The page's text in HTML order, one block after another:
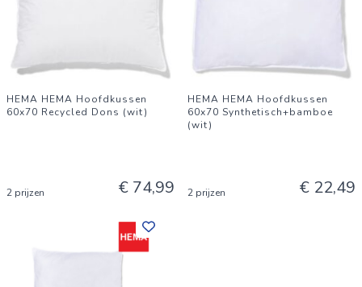
HEMA HEMA Hoofdkussen
60x70 Recycled Dons (wit)
2 prijzen € 74,99
HEMA HEMA Hoofdkussen
60x70 Synthetisch+bamboe
(wit)
2 prijzen € 22,49